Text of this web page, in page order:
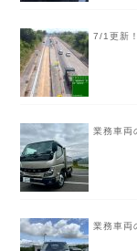
7/1更新
業務車両
業務車